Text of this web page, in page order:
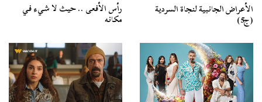
الأعراض الجانبية لنجاة السردية
(ج5)
رأس الأفعى .. حيث لا شيء في
مكانه